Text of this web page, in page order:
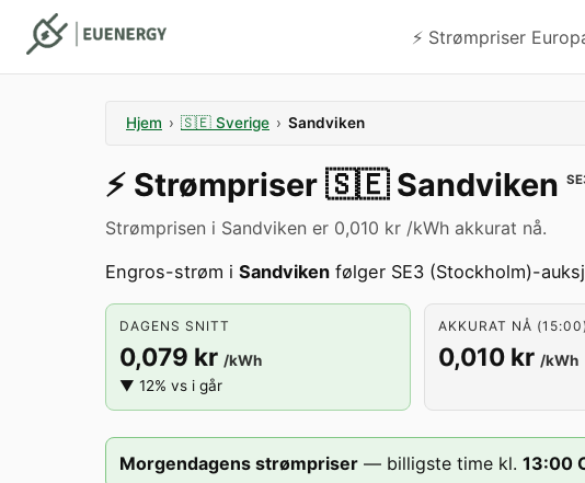
⚡️ Strømpriser
Hjem › 🇸🇪 Sverige › Sandviken
⚡️ Strømpriser 🇸🇪 Sandviken
Strømprisen i Sandviken er 0,010 kr /kWh akkurat nå.
Engros-strøm i Sandviken følger SE3 (Stockholm)-
DAGENS SNITT
0,079 kr /kWh
▼ 12% vs i går
AKKURAT NÅ (15:00)
0,010 kr /kWh
Morgendagens strømpriser — billigste time kl. 13:00